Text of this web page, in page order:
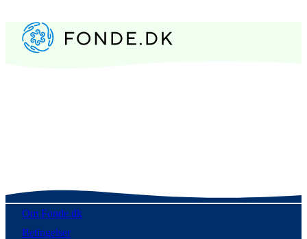
Om Fonde.dk
Betingelser